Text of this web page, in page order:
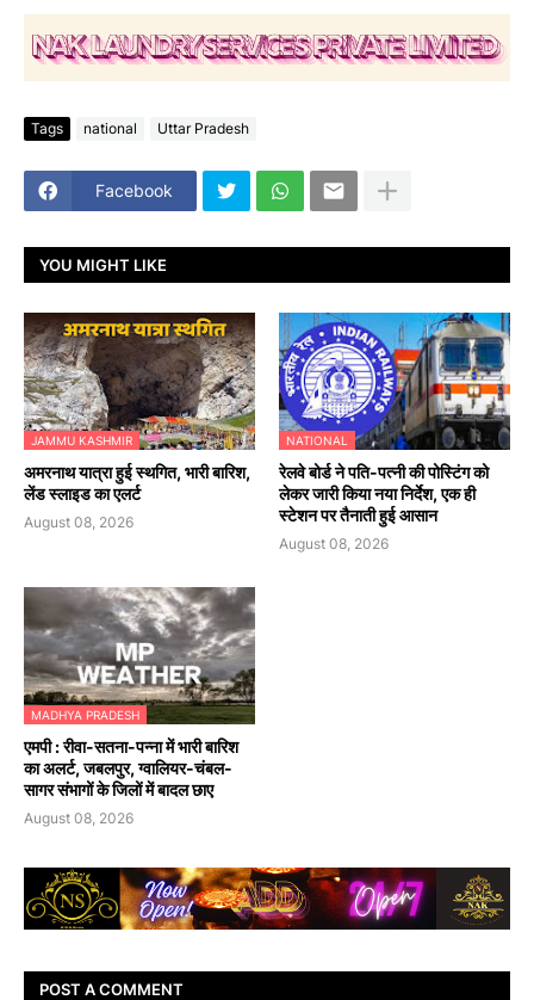
Tags national Uttar Pradesh
Facebook
YOU MIGHT LIKE
JAMMU KASHMIR
अमरनाथ यात्रा हुई स्थगित, भारी बारिश,
लेंड स्लाइड का एलर्ट
August 08, 2026
NATIONAL
रेलवे बोर्ड ने पति-पत्नी की पोस्टिंग को
लेकर जारी किया नया निर्देश, एक ही
स्टेशन पर तैनाती हुई आसान
August 08, 2026
MADHYA PRADESH
एमपी : रीवा-सतना-पन्ना में भारी बारिश
का अलर्ट, जबलपुर, ग्वालियर-चंबल-
सागर संभागों के जिलों में बादल छाए
August 08, 2026
POST A COMMENT